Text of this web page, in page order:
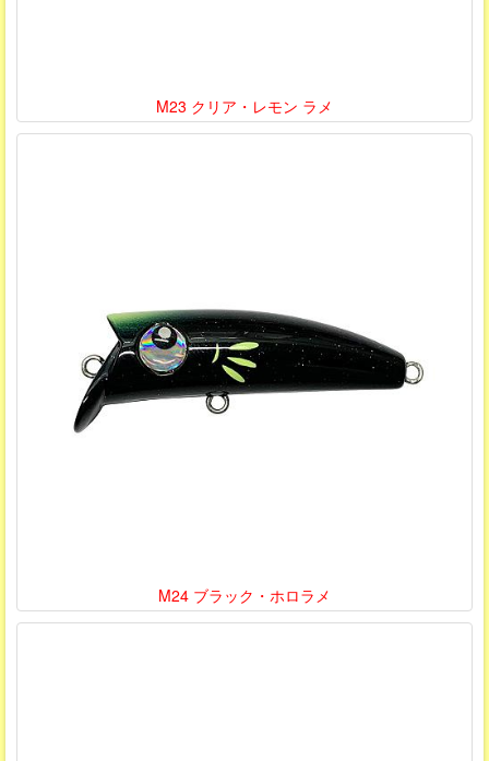
M23 クリア・レモン ラメ
M24 ブラック・ホロラメ